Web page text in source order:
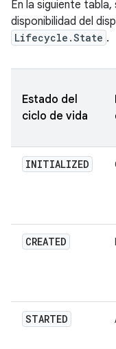
En la siguiente
disponibilidad del
Lifecycle.State .
Estado del
ciclo de vida
INITIALIZED
CREATED
STARTED